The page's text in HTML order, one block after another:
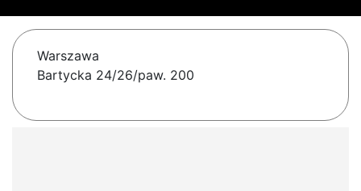
Warszawa
Bartycka 24/26/paw. 200